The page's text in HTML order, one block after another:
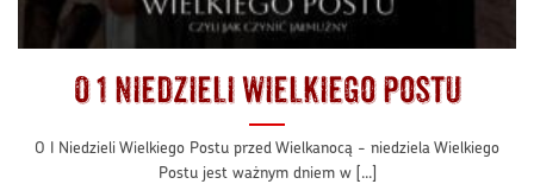
O 1 Niedzieli Wielkiego Postu
O I Niedzieli Wielkiego Postu przed Wielkanocą - niedziela Wielkiego
Postu jest ważnym dniem w [...]